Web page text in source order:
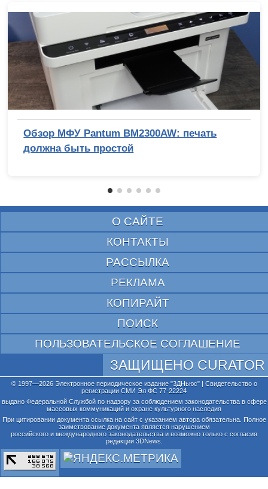
Обзор МФУ Pantum BM2300AW: печать
должна быть простой
О САЙТЕ
КОНТАКТЫ
РАССЫЛКА
РЕКЛАМА
КОПИРАЙТ
ПОИСК
ПОЛЬЗОВАТЕЛЬСКОЕ СОГЛАШЕНИЕ
ЗАЩИЩЕНО CURATOR
© 1997—2026 Электронное периодическое издание "3ДНьюс" | Свидетельство о
регистрации СМИ Эл ФС 77-22224
выдано Федеральной Службой по надзору за соблюдением законодательства в сфере
массовых коммуникаций и охране культурного наследия
При цитировании документа ссылка на сайт с указанием автора обязательна. Полное
заимствование документа является нарушением
российского и международного законодательства и возможно только с согласия
редакции 3DNews.